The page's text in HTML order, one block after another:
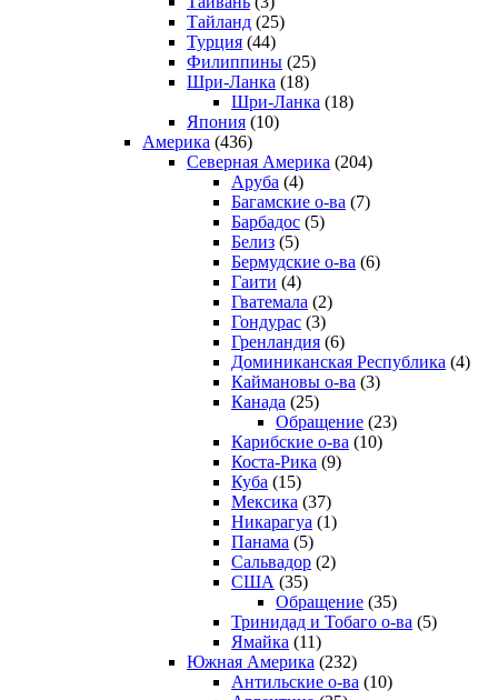
Тайланд (25)
Турция (44)
Филиппины (25)
Шри-Ланка (18)
Шри-Ланка (18)
Япония (10)
Америка (436)
Северная Америка (204)
Аруба (4)
Багамские о-ва (7)
Барбадос (5)
Белиз (5)
Бермудские о-ва (6)
Гаити (4)
Гватемала (2)
Гондурас (3)
Гренландия (6)
Доминиканская Республика (4)
Каймановы о-ва (3)
Канада (25)
Обращение (23)
Карибские о-ва (10)
Коста-Рика (9)
Куба (15)
Мексика (37)
Никарагуа (1)
Панама (5)
Сальвадор (2)
США (35)
Обращение (35)
Тринидад и Тобаго о-ва (5)
Ямайка (11)
Южная Америка (232)
Антильские о-ва (10)